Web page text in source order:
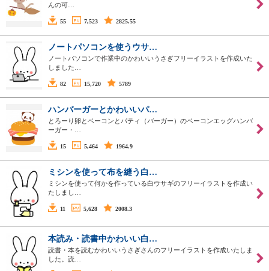
んの可…
55 7,523 2825.55
ノートパソコンを使うウサ…
ノートパソコンで作業中のかわいいうさぎフリーイラストを作成いた
しました…
82 15,720 5789
ハンバーガーとかわいいパ…
とろーり卵とベーコンとパティ（バーガー）のベーコンエッグハンバ
ーガー・…
15 5,464 1964.9
ミシンを使って布を縫う白…
ミシンを使って何かを作っている白ウサギのフリーイラストを作成い
たしまし…
11 5,628 2008.3
本読み・読書中かわいい白…
読書・本を読むかわいいうさぎさんのフリーイラストを作成いたしま
した。読…